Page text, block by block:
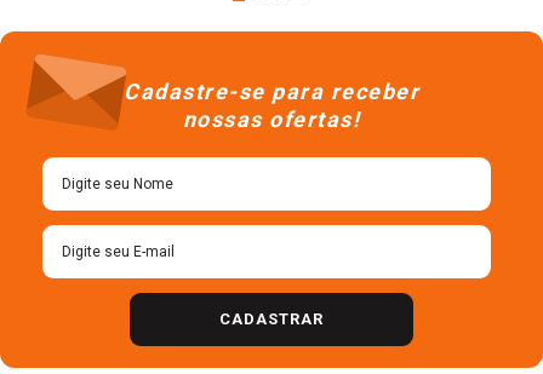
Cadastre-se para receber
nossas ofertas!
CADASTRAR